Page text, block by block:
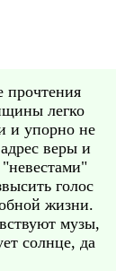
прочтения
легко
и упорно не
веры и
голос
жизни.
музы,
солнце, да